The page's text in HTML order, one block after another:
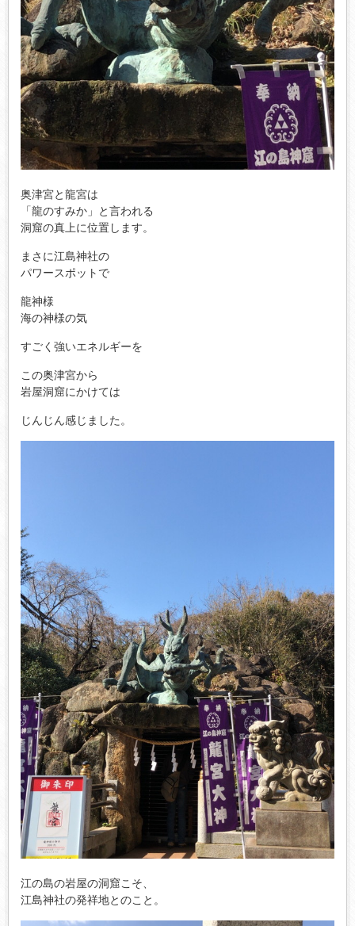
奥津宮と龍宮は
「龍のすみか」と言われる
洞窟の真上に位置します。
まさに江島神社の
パワースポットで
龍神様
海の神様の気
すごく強いエネルギーを
この奥津宮から
岩屋洞窟にかけては
じんじん感じました。
江の島の岩屋の洞窟こそ、
江島神社の発祥地とのこと。